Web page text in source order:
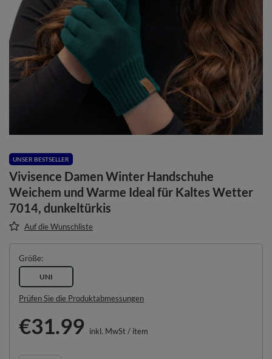
UNSER BESTSELLER
Vivisence Damen Winter Handschuhe
Weichem und Warme Ideal für Kaltes Wetter
7014, dunkeltürkis
Auf die Wunschliste
Größe
UNI
Prüfen Sie die Produktabmessungen
€31.99 inkl. MwSt/ item